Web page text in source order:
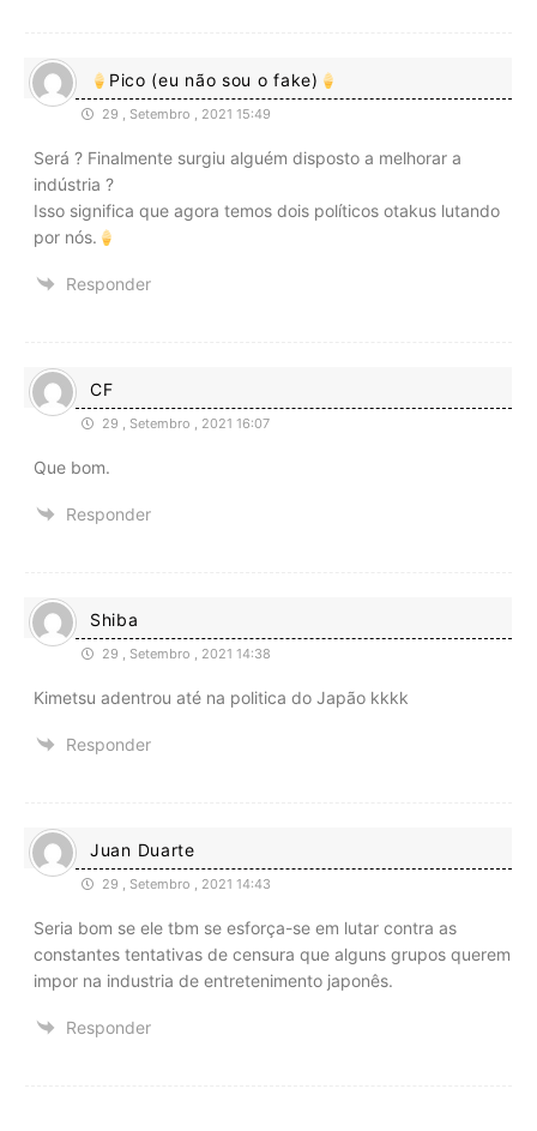
Pico (eu não sou o fake)
29 , Setembro , 2021 15:49
Será ? Finalmente surgiu alguém disposto a melhorar a
indústria ?
Isso significa que agora temos dois políticos otakus lutando
por nós.
Responder
CF
29 , Setembro , 2021 16:07
Que bom.
Responder
Shiba
29 , Setembro , 2021 14:38
Kimetsu adentrou até na politica do Japão kkkk
Responder
Juan Duarte
29 , Setembro , 2021 14:43
Seria bom se ele tbm se esforça-se em lutar contra as
constantes tentativas de censura que alguns grupos querem
impor na industria de entretenimento japonês.
Responder